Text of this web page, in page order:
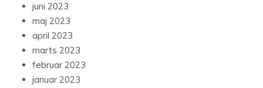
juni 2023
maj 2023
april 2023
marts 2023
februar 2023
januar 2023